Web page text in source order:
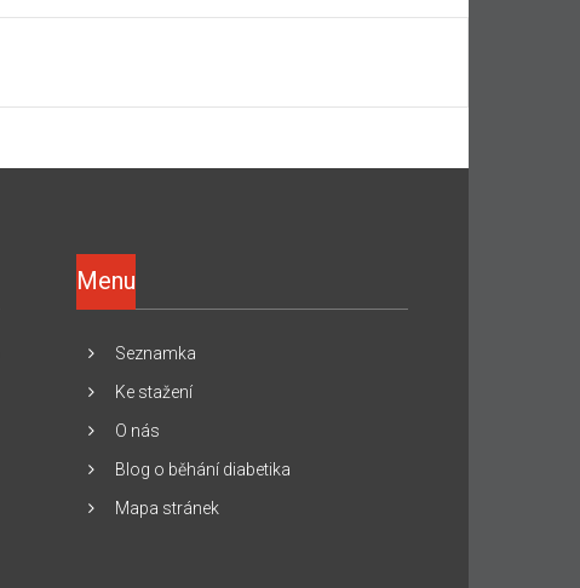
Menu
Seznamka
Ke stažení
O nás
Blog o běhání diabetika
Mapa stránek